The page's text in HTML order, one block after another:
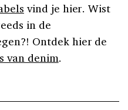
vind je hier. Wist
in de
Ontdek hier de
van denim.